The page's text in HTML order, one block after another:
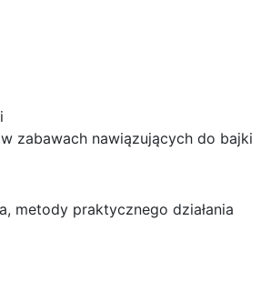
zabawach nawiązujących do bajki
metody praktycznego działania